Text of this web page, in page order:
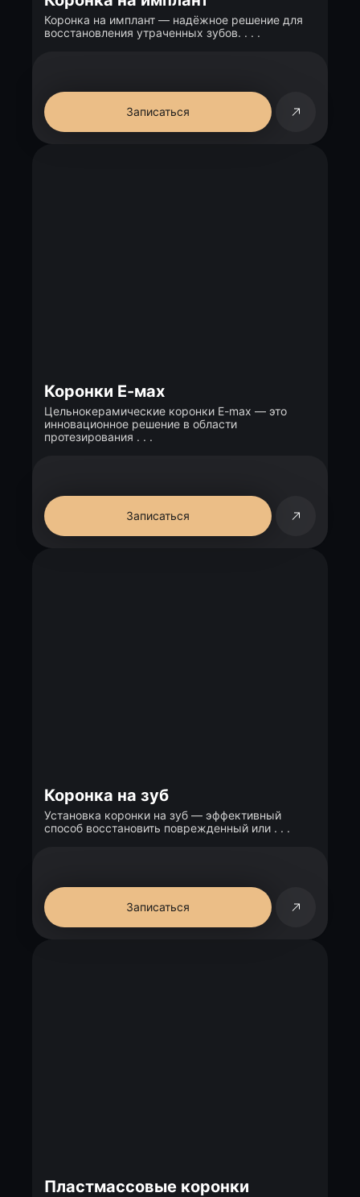
Коронка на имплант — надёжное решение для
восстановления утраченных зубов. . . .
Записаться
Коронки Е-мах
Цельнокерамические коронки E-max — это
инновационное решение в области
протезирования . . .
Записаться
Коронка на зуб
Установка коронки на зуб — эффективный
способ восстановить поврежденный или . . .
Записаться
Пластмассовые коронки